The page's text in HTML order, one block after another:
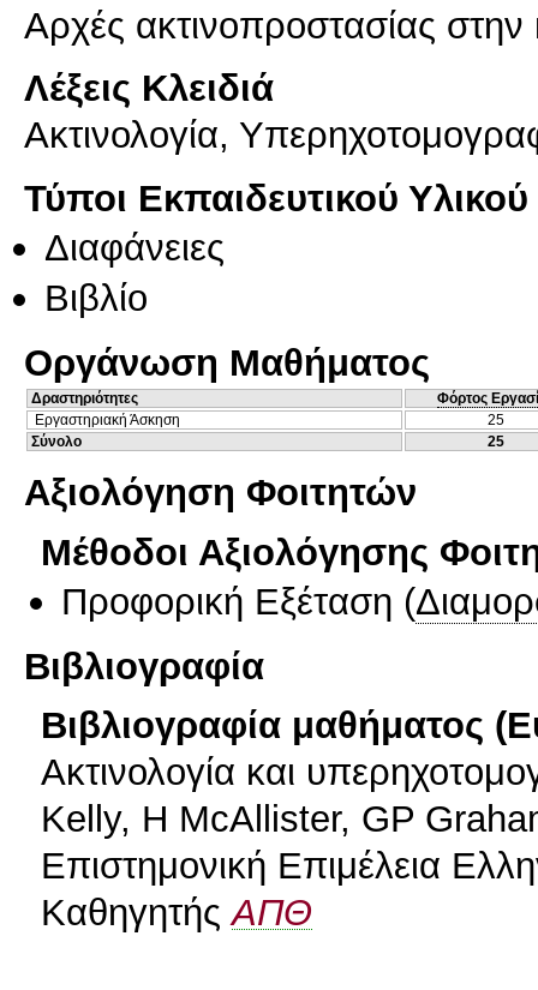
Αρχές ακτινοπροστασίας στην
Λέξεις Κλειδιά
Ακτινολογία,
Τύποι Εκπαιδευτικού Υλικού
Διαφάνειες
Βιβλίο
Οργάνωση Μαθήματος
Δραστηριότητες
Φόρτος
Εργαστηριακή Άσκηση
25
Σύνολο
25
Αξιολόγηση Φοιτητών
Μέθοδοι Αξιολόγησης
Προφορική Εξέταση (
Βιβλιογραφία
Βιβλιογραφία μαθήματος
Ακτινολογία και
Kelly, H McAllister, GP
Επιστημονική Επιμέλεια
ΚαθηγητήςΑΠΘ